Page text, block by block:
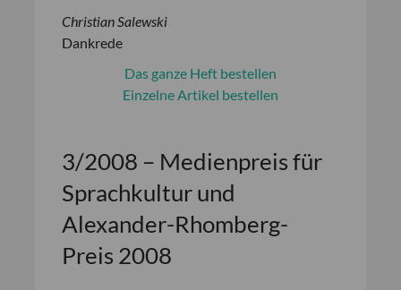
Christian Salewski
Dankrede
Das ganze Heft bestellen
Einzelne Artikel bestellen
3/2008 – Medienpreis für
Sprachkultur und
Alexander-Rhomberg-
Preis 2008